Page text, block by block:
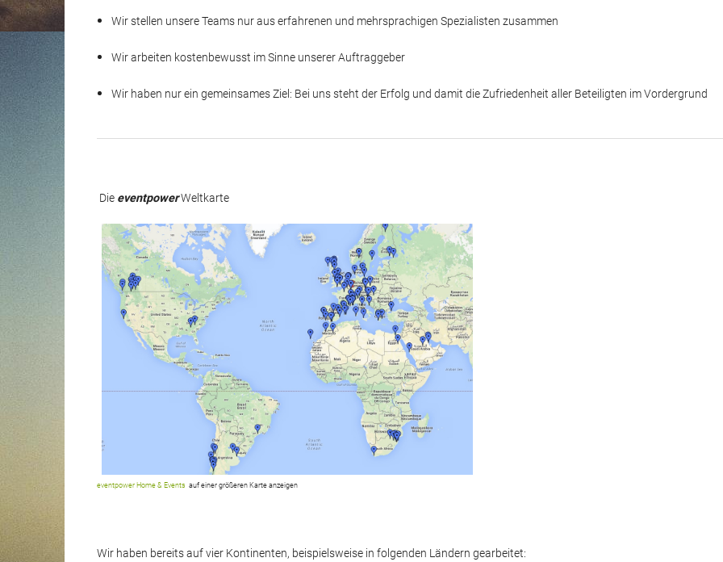
Wir stellen unsere Teams nur aus erfahrenen und mehrsprachigen Spezialisten zusammen
Wir arbeiten kostenbewusst im Sinne unserer Auftraggeber
Wir haben nur ein gemeinsames Ziel: Bei uns steht der Erfolg und damit die Zufriedenheit aller Beteiligten im Vordergrund
Die eventpowerWeltkarte
eventpower Home & Events auf einer größeren Karte anzeigen
Wir haben bereits auf vier Kontinenten, beispielsweise in folgenden Ländern gearbeitet: